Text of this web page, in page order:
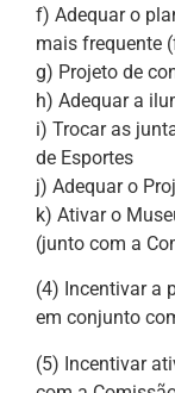
f) Adequar o
mais frequente
g) Projeto de
h) Adequar a
i) Trocar as
de Esportes
j) Adequar o
k) Ativar o
(junto com a
(4) Incentivar a
em conjunto
(5) Incentivar